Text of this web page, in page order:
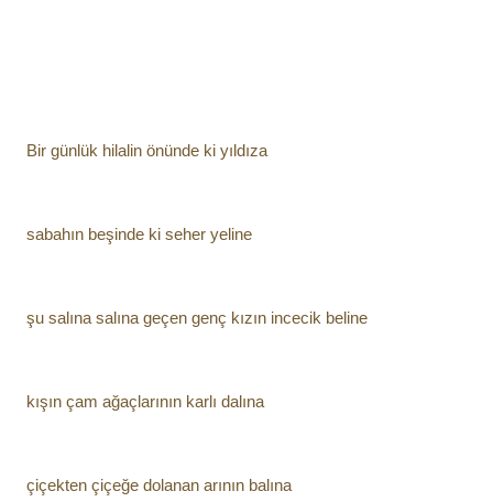
Bir günlük hilalin önünde ki yıldıza
sabahın beşinde ki seher yeline
şu salına salına geçen genç kızın incecik beline
kışın çam ağaçlarının karlı dalına
çiçekten çiçeğe dolanan arının balına